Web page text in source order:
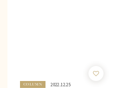
COLUMN 2022.12.25